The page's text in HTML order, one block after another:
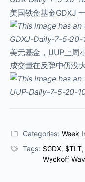
美国铁金基金GDXJ
美元基金，UUP上周
成交量在反弹中仍没
Categories: Week
Tags: $GDX, $TLT,
Wyckoff